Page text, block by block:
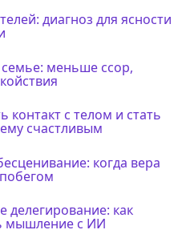
диагноз для ясности
семье: меньше ссор,
контакт с телом и стать
счастливым
когда вера
делегирование: как
мышление с ИИ